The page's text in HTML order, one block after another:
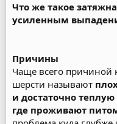
Что же такое
усиленным
Причины
Чаще всего причиной
шерсти называют
и достаточно
где проживают